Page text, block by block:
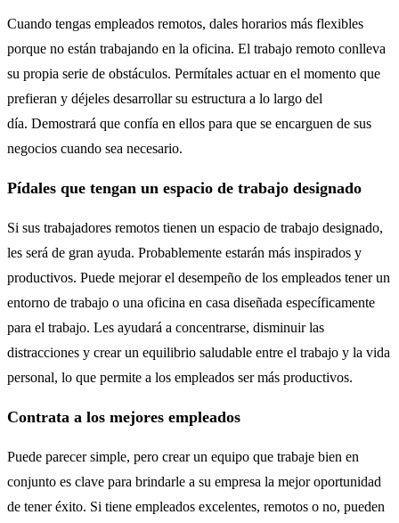
Cuando tengas empleados remotos, dales horarios más flexibles
porque no están trabajando en la oficina. El trabajo remoto conlleva
su propia serie de obstáculos. Permítales actuar en el momento que
prefieran y déjeles desarrollar su estructura a lo largo del
día. Demostrará que confía en ellos para que se encarguen de sus
negocios cuando sea necesario.
Pídales que tengan un espacio de trabajo designado
Si sus trabajadores remotos tienen un espacio de trabajo designado,
les será de gran ayuda. Probablemente estarán más inspirados y
productivos. Puede mejorar el desempeño de los empleados tener un
entorno de trabajo o una oficina en casa diseñada específicamente
para el trabajo. Les ayudará a concentrarse, disminuir las
distracciones y crear un equilibrio saludable entre el trabajo y la vida
personal, lo que permite a los empleados ser más productivos.
Contrata a los mejores empleados
Puede parecer simple, pero crear un equipo que trabaje bien en
conjunto es clave para brindarle a su empresa la mejor oportunidad
de tener éxito. Si tiene empleados excelentes, remotos o no, pueden